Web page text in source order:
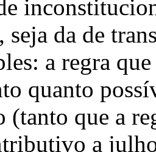
seja da de
a regra
quanto
que a
a